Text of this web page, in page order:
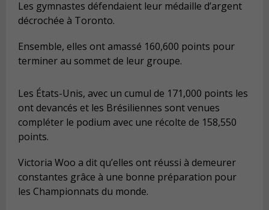
Les gymnastes défendaient leur médaille d’argent
décrochée à Toronto.
Ensemble, elles ont amassé 160,600 points pour
terminer au sommet de leur groupe.
Les États-Unis, avec un cumul de 171,000 points les
ont devancés et les Brésiliennes sont venues
compléter le podium avec une récolte de 158,550
points.
Victoria Woo a dit qu’elles ont réussi à demeurer
constantes grâce à une bonne préparation pour
les Championnats du monde.